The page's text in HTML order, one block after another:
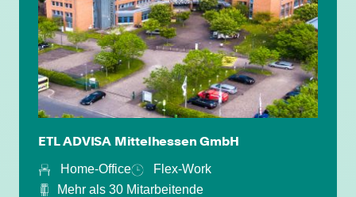
ETL ADVISA Mittelhessen GmbH
Home-Office
Flex-Work
Mehr als 30 Mitarbeitende